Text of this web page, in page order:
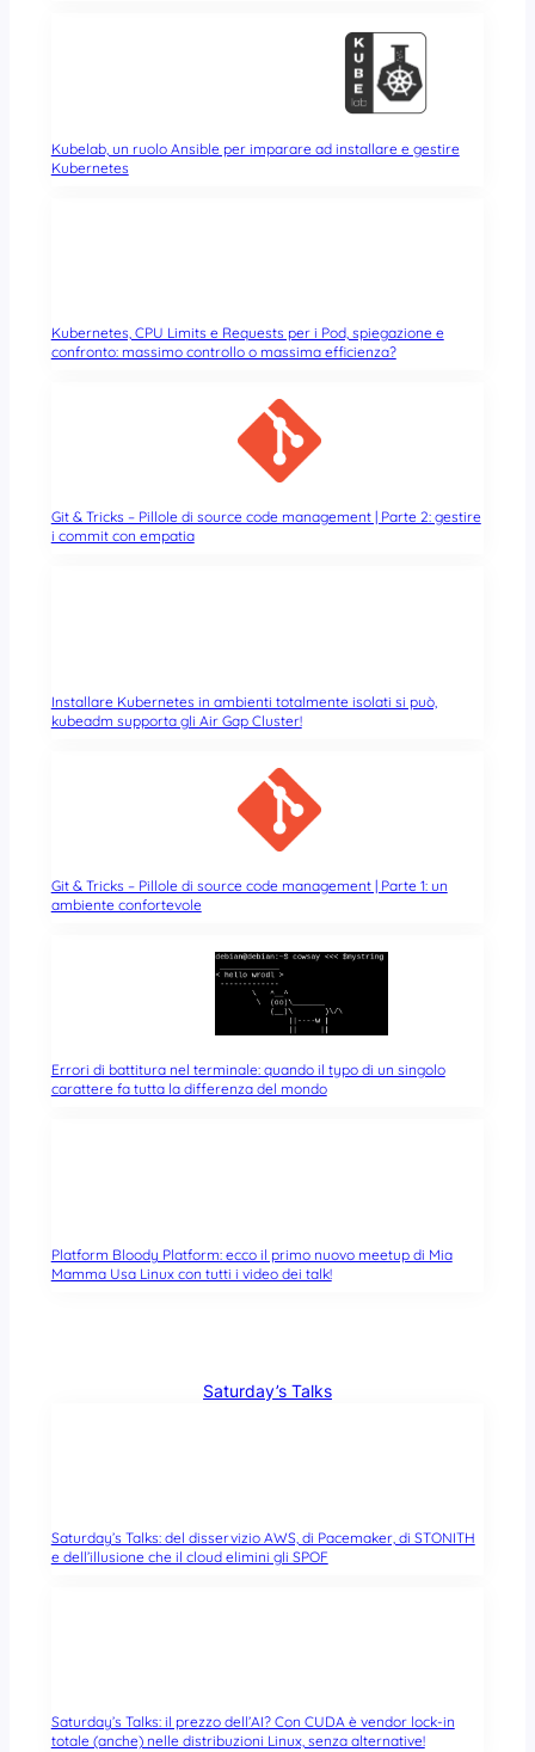
Kubelab, un ruolo Ansible per imparare ad installare e gestire
Kubernetes
Kubernetes, CPU Limits e Requests per i Pod, spiegazione e
confronto: massimo controllo o massima efficienza?
Git & Tricks – Pillole di source code management | Parte 2: gestire
i commit con empatia
Installare Kubernetes in ambienti totalmente isolati si può,
kubeadm supporta gli Air Gap Cluster!
Git & Tricks – Pillole di source code management | Parte 1: un
ambiente confortevole
Errori di battitura nel terminale: quando il typo di un singolo
carattere fa tutta la differenza del mondo
Platform Bloody Platform: ecco il primo nuovo meetup di Mia
Mamma Usa Linux con tutti i video dei talk!
Saturday’s Talks
Saturday’s Talks: del disservizio AWS, di Pacemaker, di STONITH
e dell’illusione che il cloud elimini gli SPOF
Saturday’s Talks: il prezzo dell’AI? Con CUDA è vendor lock-in
totale (anche) nelle distribuzioni Linux, senza alternative!